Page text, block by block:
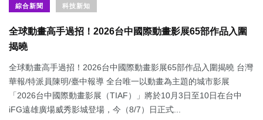
綜合新聞 科技新知
全球動畫高手過招！2026台中國際動畫影展65部作品入圍
揭曉
全球動畫高手過招！2026台中國際動畫影展65部作品入圍揭曉 台灣
華報/特派員陳明/臺中報導 全台唯一以動畫為主題的城市影展
「2026台中國際動畫影展（TIAF）」將於10月3日至10日在台中
iFG遠雄廣場威秀影城登場，今（8/7）日正式...